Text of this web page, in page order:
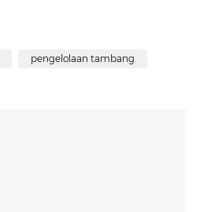
pengelolaan tambang